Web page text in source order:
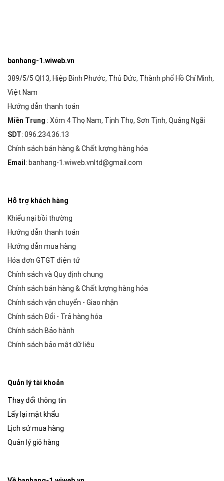
banhang-1.wiweb.vn
389/5/5 Ql13, Hiệp Bình Phước, Thủ Đức, Thành phố Hồ Chí Minh,
Việt Nam
Hướng dẫn thanh toán
Miền Trung : Xóm 4 Thọ Nam, Tịnh Thọ, Sơn Tịnh, Quảng Ngãi
SDT: 096.234.36.13
Chính sách bán hàng & Chất lượng hàng hóa
Email : banhang-1.wiweb.vnltd@gmail.com
Hỗ trợ khách hàng
Khiếu nại bồi thường
Hướng dẫn thanh toán
Hướng dẫn mua hàng
Hóa đơn GTGT điện tử
Chính sách và Quy định chung
Chính sách bán hàng & Chất lượng hàng hóa
Chính sách vận chuyển - Giao nhận
Chính sách Đổi - Trả hàng hóa
Chính sách Bảo hành
Chính sách bảo mật dữ liệu
Quản lý tài khoản
Thay đổi thông tin
Lấy lại mật khẩu
Lịch sử mua hàng
Quản lý giỏ hàng